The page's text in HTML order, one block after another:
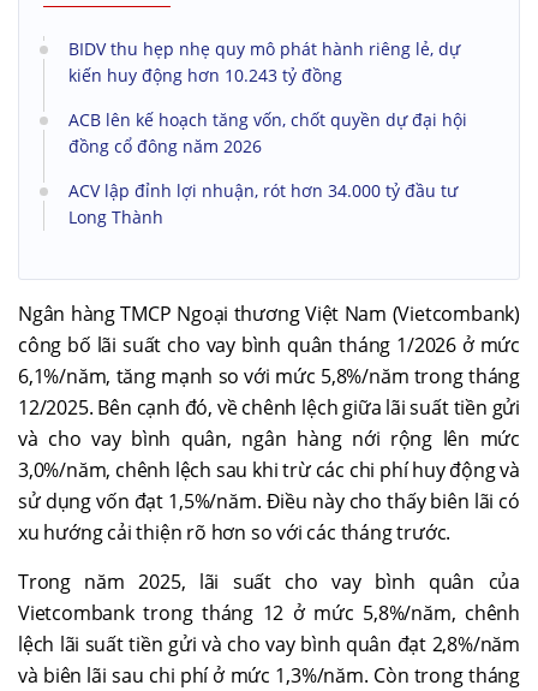
BIDV thu hẹp nhẹ quy mô phát hành riêng lẻ, dự
kiến huy động hơn 10.243 tỷ đồng
ACB lên kế hoạch tăng vốn, chốt quyền dự đại hội
đồng cổ đông năm 2026
ACV lập đỉnh lợi nhuận, rót hơn 34.000 tỷ đầu tư
Long Thành
Ngân hàng TMCP Ngoại thương Việt Nam (Vietcombank)
công bố lãi suất cho vay bình quân tháng 1/2026 ở mức
6,1%/năm, tăng mạnh so với mức 5,8%/năm trong tháng
12/2025. Bên cạnh đó, về chênh lệch giữa lãi suất tiền gửi
và cho vay bình quân, ngân hàng nới rộng lên mức
3,0%/năm, chênh lệch sau khi trừ các chi phí huy động và
sử dụng vốn đạt 1,5%/năm. Điều này cho thấy biên lãi có
xu hướng cải thiện rõ hơn so với các tháng trước.
Trong năm 2025, lãi suất cho vay bình quân của
Vietcombank trong tháng 12 ở mức 5,8%/năm, chênh
lệch lãi suất tiền gửi và cho vay bình quân đạt 2,8%/năm
và biên lãi sau chi phí ở mức 1,3%/năm. Còn trong tháng